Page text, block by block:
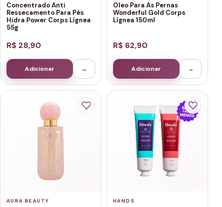
Concentrado Anti
Ressecamento Para Pés
Hidra Power Corps Lígnea
55g
R$ 28,90
Adicionar →
Oleo Para As Pernas
Wonderful Gold Corps
Lígnea 150ml
R$ 62,90
Adicionar →
AURA BEAUTY HANDS